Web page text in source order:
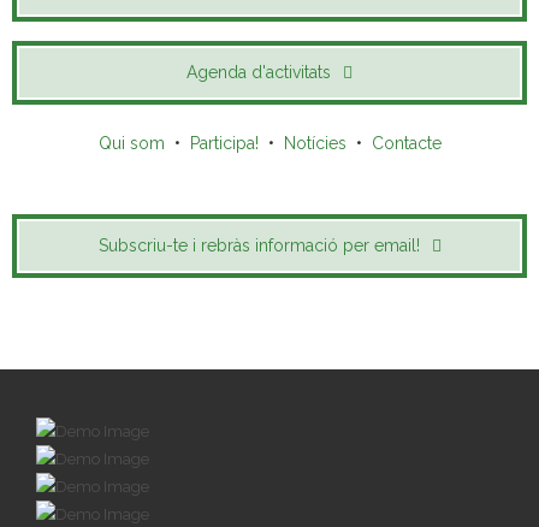
Agenda d'activitats
Qui som • Participa! • Notícies • Contacte
Subscriu-te i rebràs informació per email!